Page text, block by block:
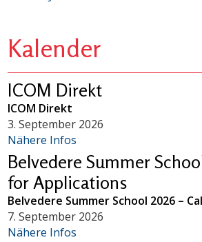
Kalender
ICOM Direkt
ICOM Direkt
3. September 2026
Nähere Infos
Belvedere Summer
for Applications
Belvedere Summer School 2026 –
7. September 2026
Nähere Infos